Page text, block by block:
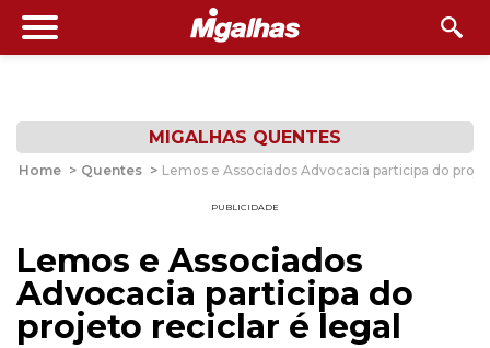
MIGALHAS QUENTES
Home > Quentes > Lemos e Associados Advocacia participa do
PUBLICIDADE
Lemos e Associados
Advocacia participa do
projeto reciclar é legal